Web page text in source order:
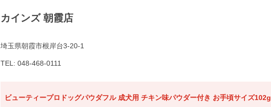
カインズ 朝霞店
埼玉県朝霞市根岸台3-20-1
TEL: 048-468-0111
ビューティープロドッグパウダフル 成犬用 チキン味パウダー付き お手頃サイズ102g